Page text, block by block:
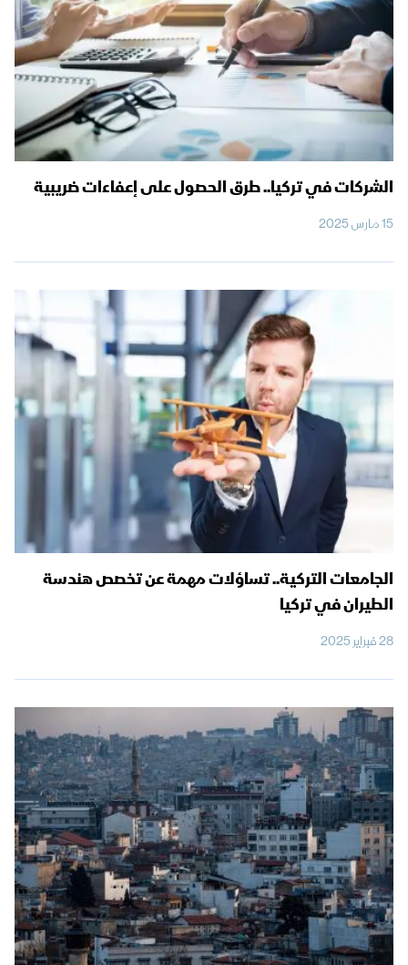
الشركات في تركيا.. طرق الحصول على إعفاءات ضريبية
15 مارس 2025
الجامعات التركية.. تساؤلات مهمة عن تخصص هندسة
الطيران في تركيا
28 فبراير 2025